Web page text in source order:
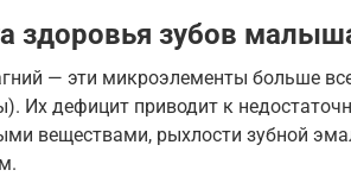
здоровья зубов
— эти микроэлементы больше
Их дефицит приводит к
веществами, рыхлости зубной